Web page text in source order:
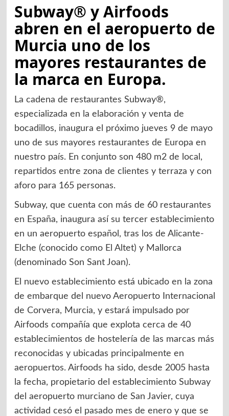
Subway® y Airfoods
abren en el aeropuerto de
Murcia uno de los
mayores restaurantes de
la marca en Europa.
La cadena de restaurantes Subway®,
especializada en la elaboración y venta de
bocadillos, inaugura el próximo jueves 9 de mayo
uno de sus mayores restaurantes de Europa en
nuestro país. En conjunto son 480 m2 de local,
repartidos entre zona de clientes y terraza y con
aforo para 165 personas.
Subway, que cuenta con más de 60 restaurantes
en España, inaugura así su tercer establecimiento
en un aeropuerto español, tras los de Alicante-
Elche (conocido como El Altet) y Mallorca
(denominado Son Sant Joan).
El nuevo establecimiento está ubicado en la zona
de embarque del nuevo Aeropuerto Internacional
de Corvera, Murcia, y estará impulsado por
Airfoods compañía que explota cerca de 40
establecimientos de hostelería de las marcas más
reconocidas y ubicadas principalmente en
aeropuertos. Airfoods ha sido, desde 2005 hasta
la fecha, propietario del establecimiento Subway
del aeropuerto murciano de San Javier, cuya
actividad cesó el pasado mes de enero y que se